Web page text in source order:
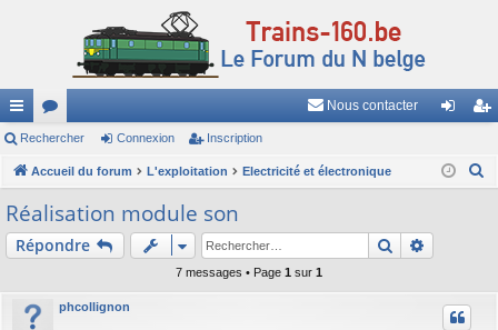
ac
co
ur
ci
or
u
m
s
Nous contacter
ne cri
Rechercher Connexion Inscription
Accueil du forum L'exploitation Electricité et électronique
r
Réalisation module son
Répondre Rechercher
7 messages • Page 1 sur 1
phcollignon